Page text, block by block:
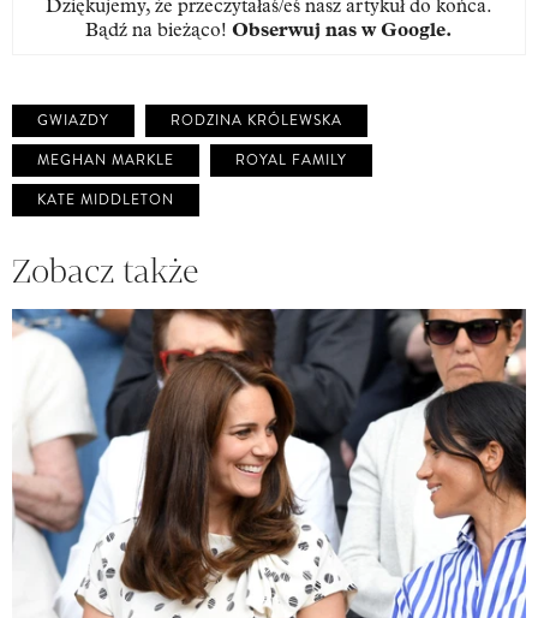
Dziękujemy, że przeczytałaś/eś nasz artykuł do końca.
Bądź na bieżąco! Obserwuj nas w Google.
GWIAZDY
RODZINA KRÓLEWSKA
MEGHAN MARKLE
ROYAL FAMILY
KATE MIDDLETON
Zobacz także